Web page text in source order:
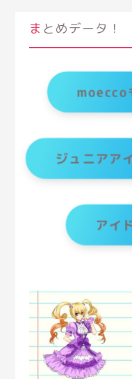
まとめデータ！
moecco
ジュニアア
アイ